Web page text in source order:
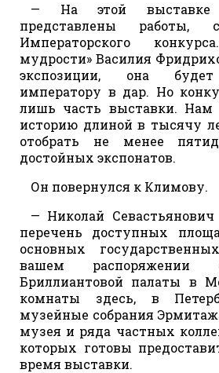
— На этой выставке
представлены работы,
Императорского
мудрости» Василия
экспозиции, она будет
императору в дар. Но
лишь часть выставки. Нам
историю длиной в тысячу
отобрать не менее
достойных экспонатов.
Он повернулся к Климову.
— Николай
перечень доступных
основных
вашем распоряжении
Бриллиантовой палаты в
комнаты здесь, в
музейные собрания
музея и ряда частных
которых готовы
время выставки.